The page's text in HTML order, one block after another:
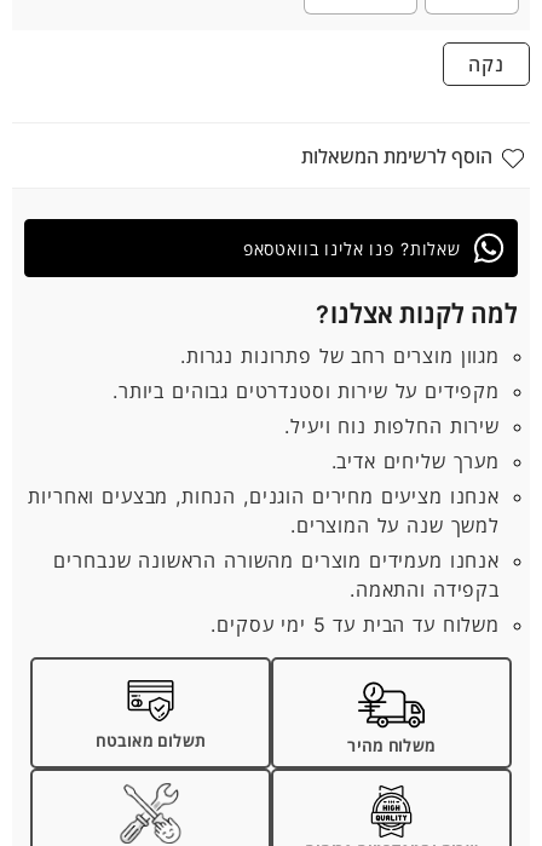
נקה
הוסף לרשימת המשאלות
למה לקנות אצלנו?
מגוון מוצרים רחב של פתרונות נגרות.
מקפידים על שירות וסטנדרטים גבוהים ביותר.
שירות החלפות נוח ויעיל.
מערך שליחים אדיב.
אנחנו מציעים מחירים הוגנים, הנחות, מבצעים ואחריות
למשך שנה על המוצרים.
אנחנו מעמידים מוצרים מהשורה הראשונה שנבחרים
בקפידה והתאמה.
משלוח עד הבית עד 5 ימי עסקים.
משלוח מהיר תשלום מאובטח
שאלות? פנו אלינו בוואטסאפ